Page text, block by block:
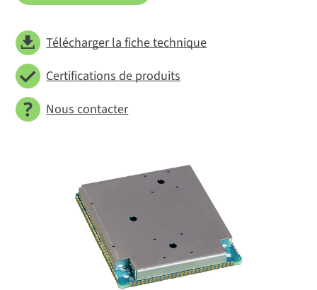
Télécharger la fiche technique
Certifications de produits
Nous contacter